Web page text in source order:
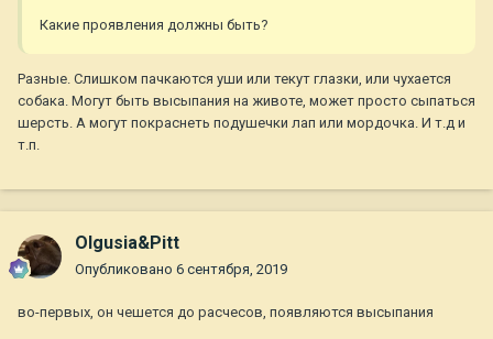
Какие проявления должны быть?
Разные. Слишком пачкаются уши или текут глазки, или чухается
собака. Могут быть высыпания на животе, может просто сыпаться
шерсть. А могут покраснеть подушечки лап или мордочка. И т.д и
т.п.
Olgusia&Pitt
Опубликовано 6 сентября, 2019
во-первых, он чешется до расчесов, появляются высыпания